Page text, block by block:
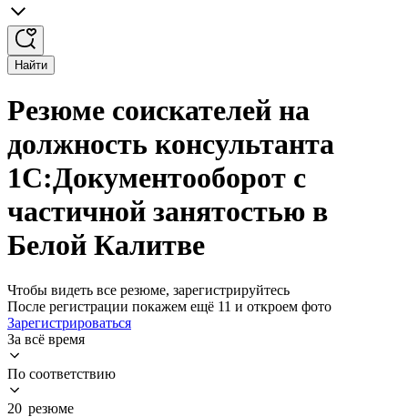
Найти
Резюме соискателей на
должность консультанта
1С:Документооборот с
частичной занятостью в
Белой Калитве
Чтобы видеть все резюме, зарегистрируйтесь
После регистрации покажем ещё 11 и откроем фото
Зарегистрироваться
За всё время
По соответствию
20 резюме